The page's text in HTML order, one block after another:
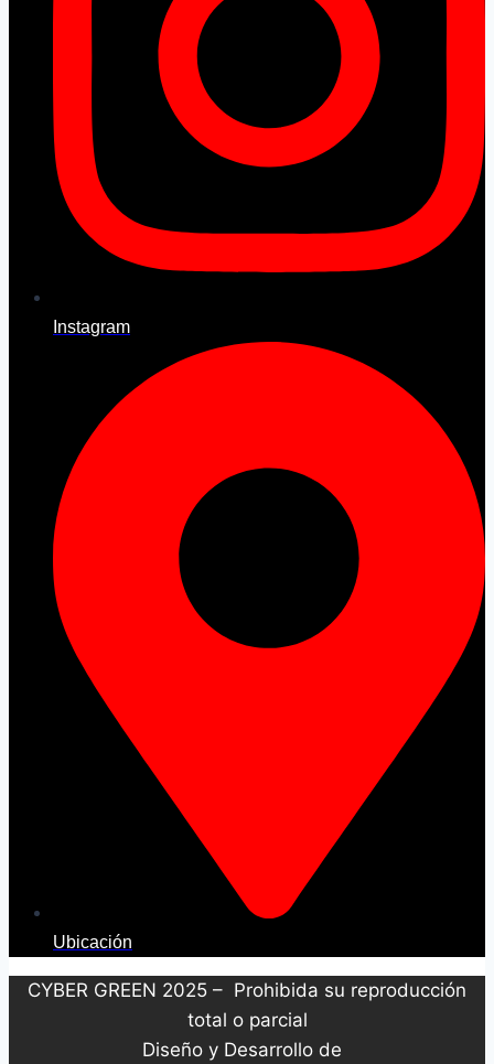
Instagram
Ubicación
CYBER GREEN 2025 – Prohibida su reproducción
total o parcial
Diseño y Desarrollo de